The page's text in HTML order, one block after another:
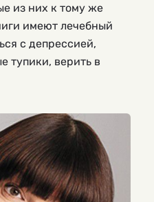
из них к тому же
имеют лечебный
с депрессией,
тупики, верить в